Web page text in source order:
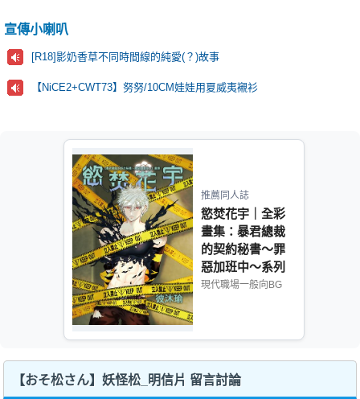
宣傳小喇叭
[R18]影奶香草不同時間線的純愛(？)故事
【NiCE2+CWT73】努努/10CM娃娃用夏威夷襯衫
推薦同人誌
慾焚花宇｜全彩
畫集：暴君總裁
的契約秘書～罪
惡加班中～系列
現代職場一般向BG
【おそ松さん】妖怪松_明信片 留言討論